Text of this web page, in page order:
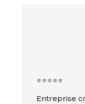
⭐️⭐️⭐️⭐️⭐️
Entreprise